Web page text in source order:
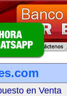
en Venta